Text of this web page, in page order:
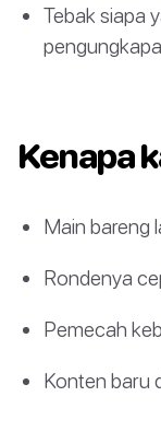
Tebak siapa
Kenapa
Main bareng
Rondenya
Pemecah
Konten baru